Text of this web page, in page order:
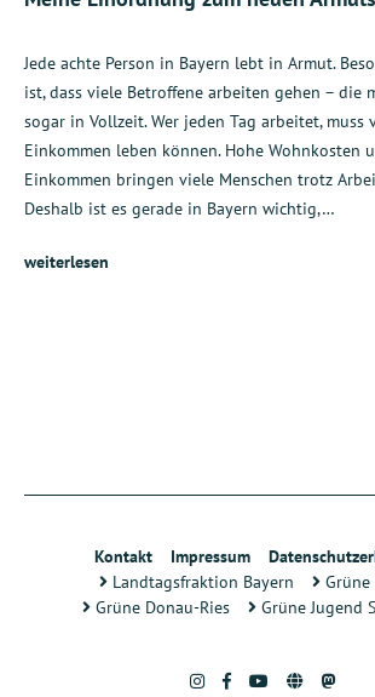
Jede achte Person in Bayern lebt in Armut.
ist, dass viele Betroffene arbeiten gehen – die
sogar in Vollzeit. Wer jeden Tag arbeitet, muss
Einkommen leben können. Hohe Wohnkosten
Einkommen bringen viele Menschen trotz
Deshalb ist es gerade in Bayern wichtig,…
weiterlesen
Kontakt Impressum
Landtagsfraktion Bayern
Grüne
Grüne Donau-Ries
Grüne Jugend